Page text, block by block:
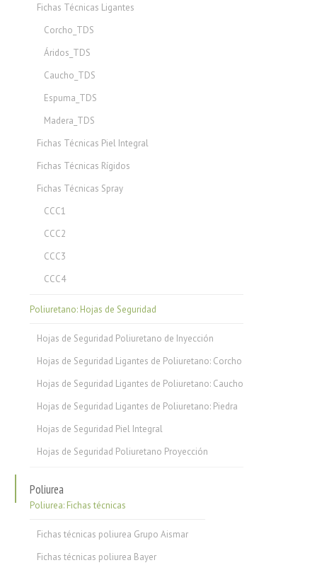
Fichas Técnicas Ligantes
Corcho_TDS
Áridos_TDS
Caucho_TDS
Espuma_TDS
Madera_TDS
Fichas Técnicas Piel Integral
Fichas Técnicas Rígidos
Fichas Técnicas Spray
CCC1
CCC2
CCC3
CCC4
Poliuretano: Hojas de Seguridad
Hojas de Seguridad Poliuretano de Inyección
Hojas de Seguridad Ligantes de Poliuretano: Corcho
Hojas de Seguridad Ligantes de Poliuretano: Caucho
Hojas de Seguridad Ligantes de Poliuretano: Piedra
Hojas de Seguridad Piel Integral
Hojas de Seguridad Poliuretano Proyección
Poliurea
Poliurea: Fichas técnicas
Fichas técnicas poliurea Grupo Aismar
Fichas técnicas poliurea Bayer